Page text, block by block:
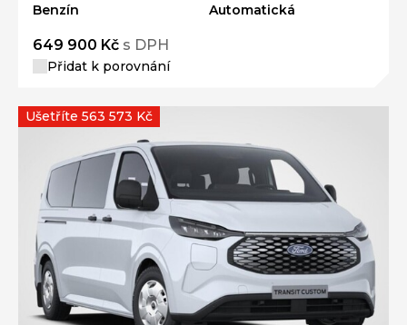
Benzín
Automatická
649 900 Kč s DPH
Přidat k porovnání
Ušetříte 563 573 Kč